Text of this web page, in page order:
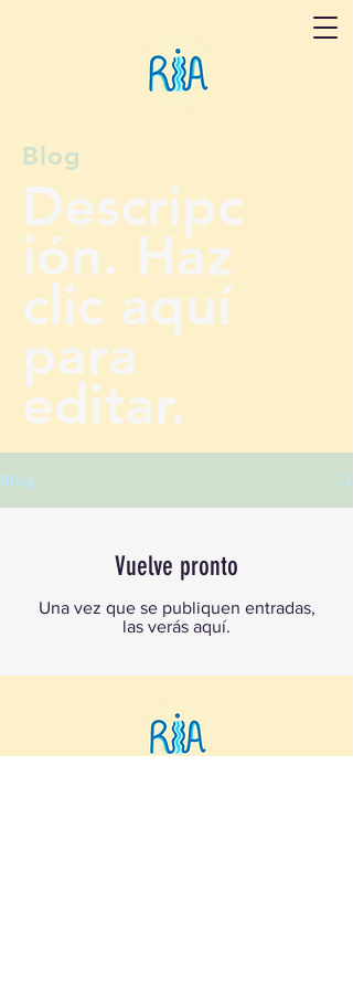
Blog
Descripc
ión. Haz
clic aquí
para
editar.
Blog
Vuelve pronto
Una vez que se publiquen entradas,
las verás aquí.